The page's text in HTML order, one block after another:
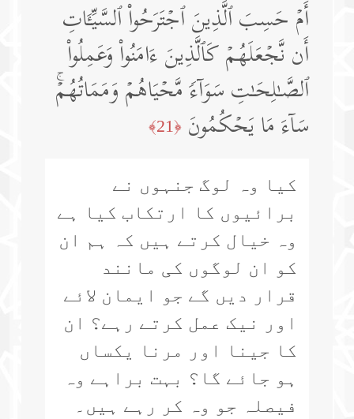
أَمۡ حَسِبَ ٱلَّذِینَ ٱجۡتَرَحُوا۟ ٱلسَّیِّـَٔاتِ
أَن نَّجۡعَلَهُمۡ كَٱلَّذِینَ ءَامَنُوا۟ وَعَمِلُوا۟
ٱلصَّـٰلِحَـٰتِ سَوَاۤءࣰ مَّحۡیَاهُمۡ وَمَمَاتُهُمۡۚ
سَاۤءَ مَا یَحۡكُمُونَ ﴿21﴾
کیا وہ لوگ جنہوں نے
برائیوں کا ارتکاب کیا ہے
وہ خیال کرتے ہیں کہ ہم ان
کو ان لوگوں کی مانند
قرار دیں گے جو ایمان لائے
اور نیک عمل کرتے رہے؟ ان
کا جینا اور مرنا یکساں
ہو جائے گا؟ بہت براہے وہ
فیصلہ جو وہ کر رہے ہیں۔